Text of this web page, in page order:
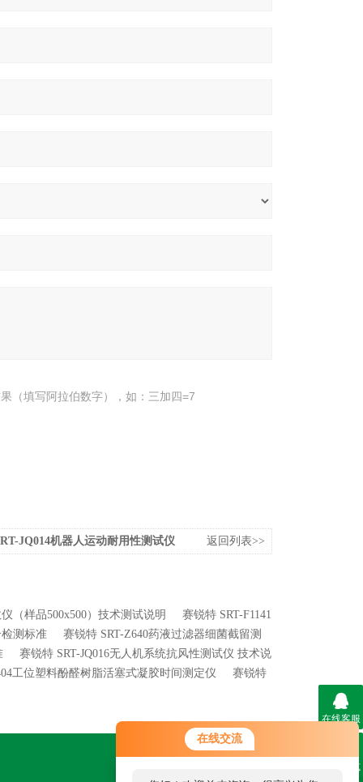
在线交流
（填写阿拉伯数字），如：三加四=7
JQ014机器人运动耐用性测试仪 返回列表>>
（样品500x500）技术测试说明
赛锐特 SRT-F1141
测标准
赛锐特 SRT-Z640药液过滤器细菌截留测
赛锐特 SRT-JQ016无人机系统抗风性测试仪 技术说
工位塑料酚醛树脂活塞式凝胶时间测定仪
赛锐特
在线客服
联系方式